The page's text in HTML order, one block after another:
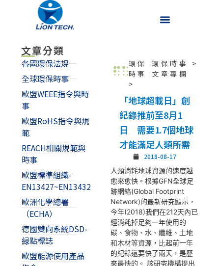
文章分類
各國環保法規
全球環保時事
歐盟WEEE指令與時
事
歐盟RoHS指令與規
範
REACH相關規範與
時事
歐盟標準組織-
EN13427~EN13432
歐洲化學總署
（ECHA）
德國雙向系統DSD-
緑點標誌
歐盟能源使用產品
環保
時事
>
環保時事
>
文章專欄
「地球超載日」創
紀錄推前至8月1
日 需要1.7個地球
才能滿足人類所需
2018-08-17
人類消耗地球資源的速度越
愈來愈快。根據GFN全球足
跡網絡(Global Footprint
Network)的最新研究顯示，
今年(2018)我們在212天內已
經消耗掉足夠一年使用的
碳、食物、水、纖維、土地
和木材等資源，比起前一年
的紀錄還要快了兩天，是歷
來最快的。 該研究機構提出